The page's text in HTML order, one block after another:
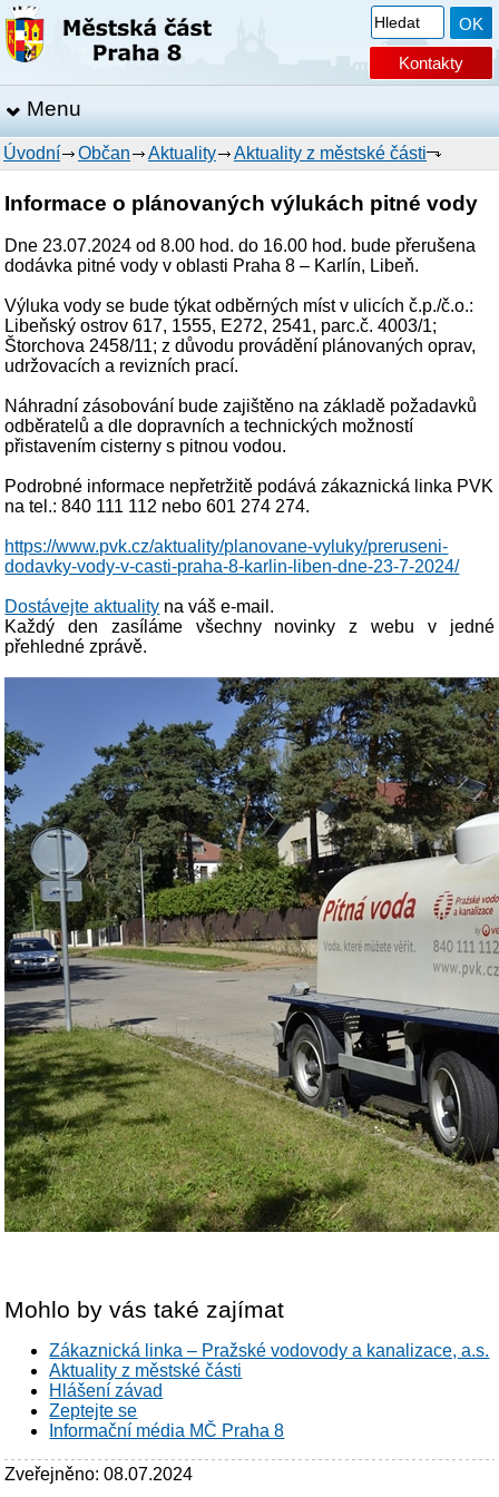
Kontakty
Menu
Úvodní Občan Aktuality Aktuality z městské části
Informace o plánovaných výlukách pitné vody
Dne 23.07.2024 od 8.00 hod. do 16.00 hod. bude přerušena
dodávka pitné vody v oblasti Praha 8 – Karlín, Libeň.
Výluka vody se bude týkat odběrných míst v ulicích č.p./č.o.:
Libeňský ostrov 617, 1555, E272, 2541, parc.č. 4003/1;
Štorchova 2458/11; z důvodu provádění plánovaných oprav,
udržovacích a revizních prací.
Náhradní zásobování bude zajištěno na základě požadavků
odběratelů a dle dopravních a technických možností
přistavením cisterny s pitnou vodou.
Podrobné informace nepřetržitě podává zákaznická linka PVK
na tel.: 840 111 112 nebo 601 274 274.
https://www.pvk.cz/aktuality/planovane-vyluky/preruseni-
dodavky-vody-v-casti-praha-8-karlin-liben-dne-23-7-2024/
Dostávejte aktuality na váš e-mail.
Každý den zasíláme všechny novinky z webu v jedné
přehledné zprávě.
Mohlo by vás také zajímat
Zákaznická linka – Pražské vodovody a kanalizace, a.s.
Aktuality z městské části
Hlášení závad
Zeptejte se
Informační média MČ Praha 8
Zveřejněno: 08.07.2024